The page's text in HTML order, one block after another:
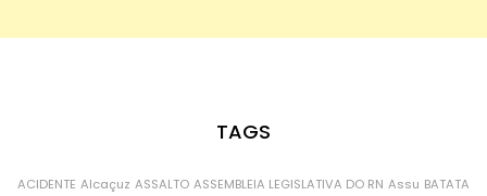
TAGS
ACIDENTE Alcaçuz ASSALTO ASSEMBLEIA LEGISLATIVA DO RN Assu BATATA